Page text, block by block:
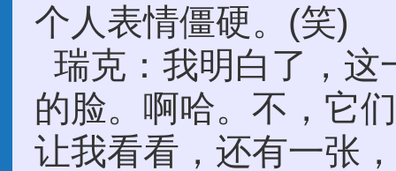
个人表情僵硬。(笑)
瑞克：我明白了，这
的脸。啊哈。不，它
让我看看，还有一张